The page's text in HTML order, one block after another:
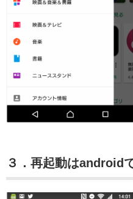
３．再起動はandroid